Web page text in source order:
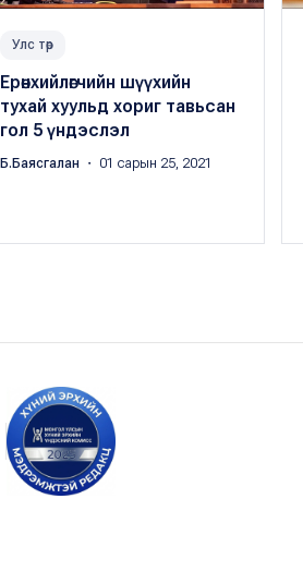
Улс төр
Ерөнхийлөгчийн шүүхийн
тухай хуульд хориг тавьсан
гол 5 үндэслэл
Б.Баясгалан ・ 01 сарын 25, 2021